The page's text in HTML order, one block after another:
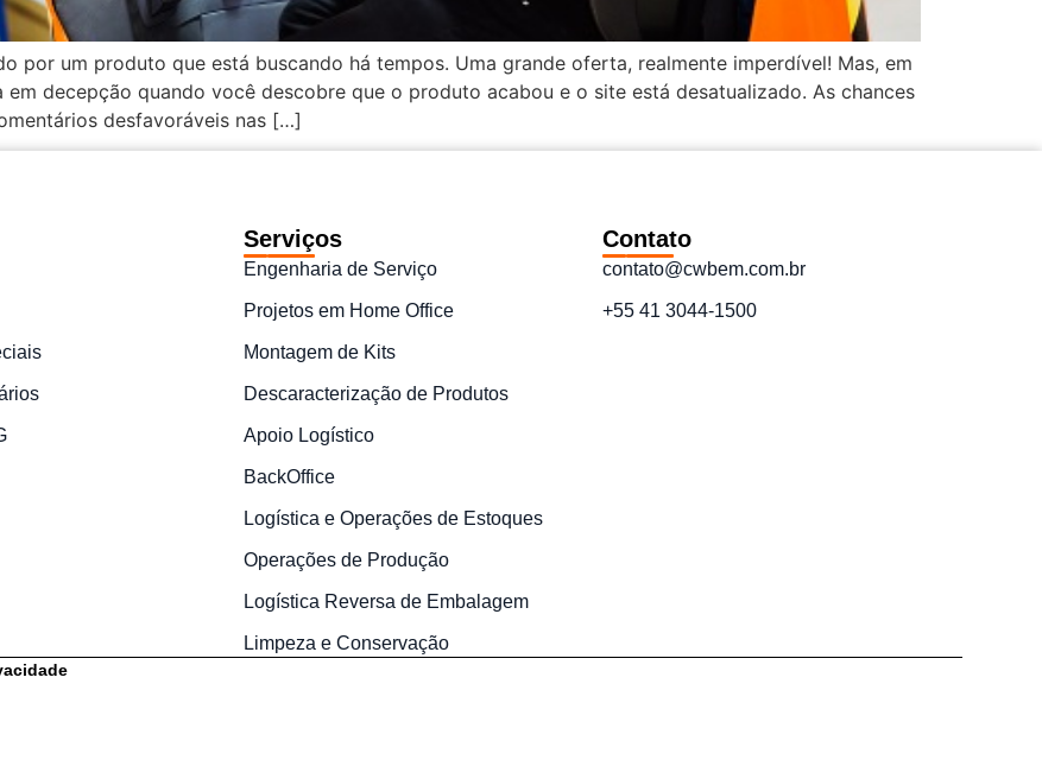
por um produto que está buscando há tempos. Uma grande oferta, realmente imperdível! Mas, em
decepção quando você descobre que o produto acabou e o site está desatualizado. As chances
desfavoráveis nas […]
Serviços
Engenharia de Serviço
Projetos em Home Office
Montagem de Kits
Descaracterização de Produtos
Apoio Logístico
BackOffice
Logística e Operações de Estoques
Operações de Produção
Logística Reversa de Embalagem
Limpeza e Conservação
Contato
contato@cwbem.com.br
+55 41 3044-1500